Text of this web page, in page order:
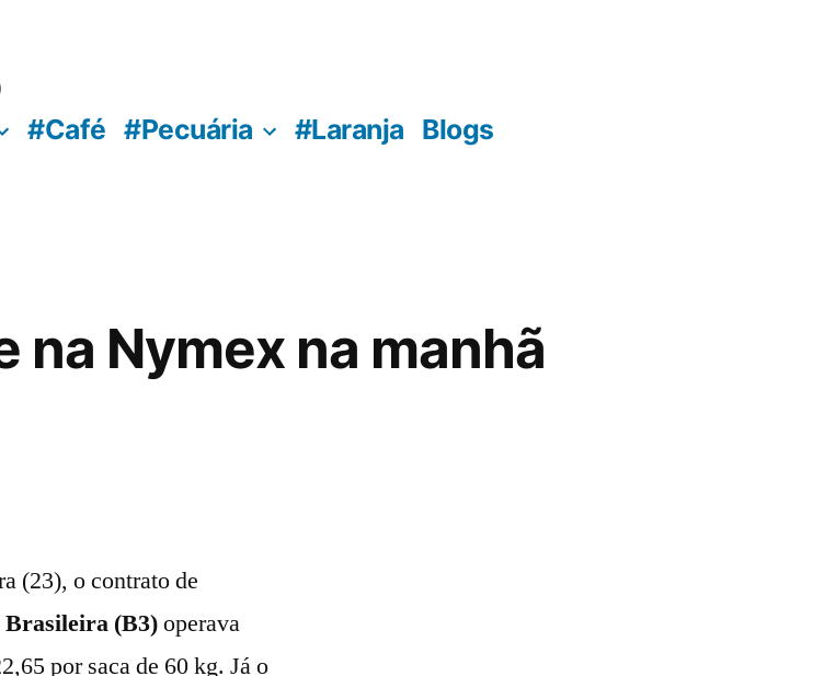
#Café #Pecuária #Laranja Blogs
na Nymex na manhã
(23), o contrato de
Brasileira (B3)operava
por saca de 60 kg. Já o